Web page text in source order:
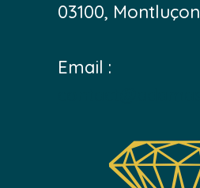
03100, Montluçon
Email :